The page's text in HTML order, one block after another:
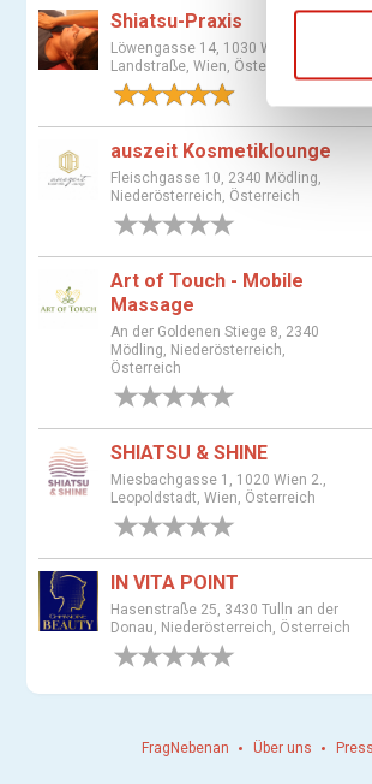
l
i
g
u
n
g
u
w
a
Shiatsu-Praxis
Löwengasse 14, 1030 Wien 3.,
Landstraße, Wien, Österreich
auszeit Kosmetiklounge
Fleischgasse 10, 2340 Mödling,
Niederösterreich, Österreich
Art of Touch - Mobile
Massage
An der Goldenen Stiege 8, 2340
Mödling, Niederösterreich,
Österreich
SHIATSU & SHINE
Miesbachgasse 1, 1020 Wien 2.,
Leopoldstadt, Wien, Österreich
IN VITA POINT
Hasenstraße 25, 3430 Tulln an der
Donau, Niederösterreich, Österreich
FragNebenan Über uns